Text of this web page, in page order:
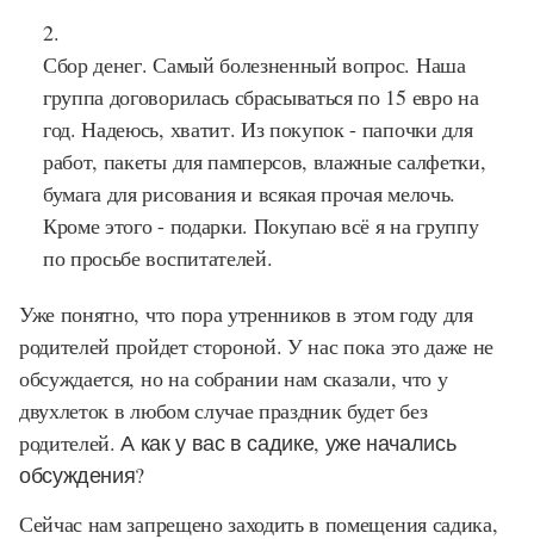
Сбор денег. Самый болезненный вопрос. Наша
группа договорилась сбрасываться по 15 евро на
год. Надеюсь, хватит. Из покупок - папочки для
работ, пакеты для памперсов, влажные салфетки,
бумага для рисования и всякая прочая мелочь.
Кроме этого - подарки. Покупаю всё я на группу
по просьбе воспитателей.
Уже понятно, что пора утренников в этом году для
родителей пройдет стороной. У нас пока это даже не
обсуждается, но на собрании нам сказали, что у
двухлеток в любом случае праздник будет без
родителей.А как у вас в садике, уже начались
обсуждения?
Сейчас нам запрещено заходить в помещения садика,